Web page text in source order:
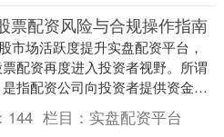
票配资风险与合规操作指南
市场活跃度提升实盘配资平台，
配资再度进入投资者视野。所谓
指配资公司向投资者提供资金放
行股票交易的行为。虽然配资能
，但其中....
144 栏目： 实盘配资平台